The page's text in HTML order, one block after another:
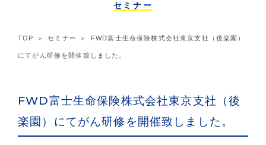
セミナー
TOP セミナー FWD富士生命保険株式会社東京支社（後楽園）
にてがん研修を開催致しました。
FWD富士生命保険株式会社東京支社（後
楽園）にてがん研修を開催致しました。